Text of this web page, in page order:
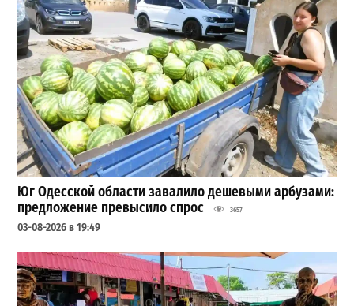
Юг Одесской области завалило дешевыми арбузами:
предложение превысило спрос
3657
03-08-2026 в 19:49